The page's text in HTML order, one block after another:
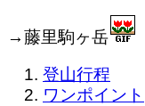
→藤里駒ヶ岳
登山行程
ワンポイント